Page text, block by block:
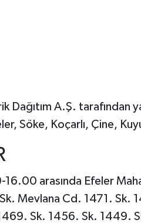
Dağıtım A.Ş. tarafından
Söke, Koçarlı, Çine,
arasında Efeler
Mevlana Cd. 1471. Sk.
Sk. 1456. Sk. 1449.